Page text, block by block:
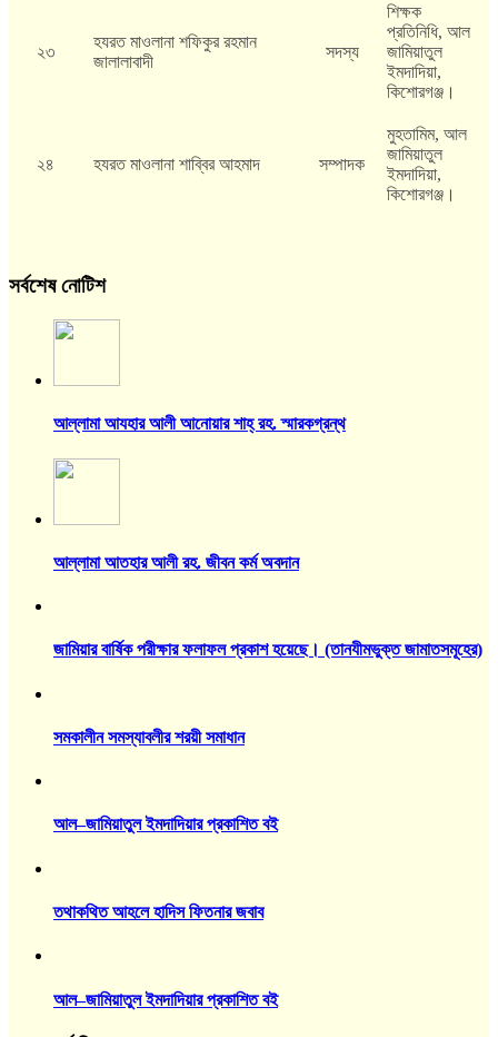
২৩
হযরত মাওলানা শফিকুর রহমান
জালালাবাদী
সদস্য
শিক্ষক
প্রতিনিধি, আল
জামিয়াতুল
ইমদাদিয়া,
কিশোরগঞ্জ।
২৪ হযরত মাওলানা শাব্বির আহমাদ সম্পাদক
মুহতামিম, আল
জামিয়াতুল
ইমদাদিয়া,
কিশোরগঞ্জ।
সর্বশেষ নোটিশ
আল্লামা আযহার আলী আনোয়ার শাহ্‌ রহ. স্মারকগ্রন্থ
আল্লামা আতহার আলী রহ. জীবন কর্ম অবদান
জামিয়ার বার্ষিক পরীক্ষার ফলাফল প্রকাশ হয়েছে। (তানযীমভুক্ত জামাতসমূহের)
সমকালীন সমস্যাবলীর শরয়ী সমাধান
আল–জামিয়াতুল ইমদাদিয়ার প্রকাশিত বই
তথাকথিত আহলে হাদিস ফিতনার জবাব
আল–জামিয়াতুল ইমদাদিয়ার প্রকাশিত বই